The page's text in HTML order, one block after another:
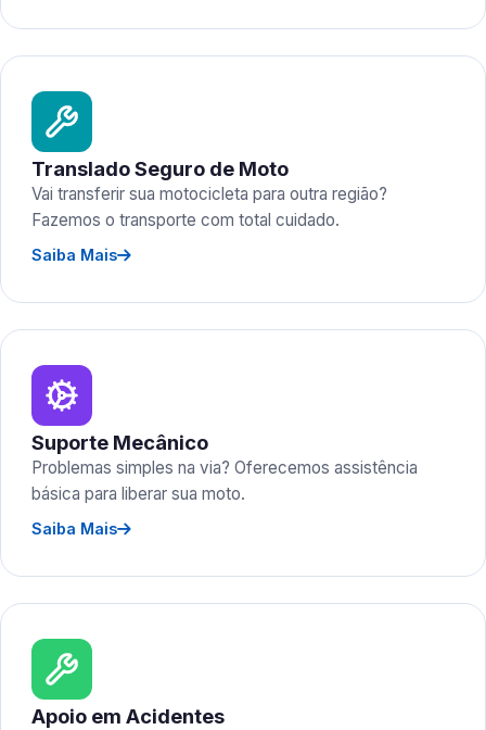
Translado Seguro de Moto
Vai transferir sua motocicleta para outra região?
Fazemos o transporte com total cuidado.
Saiba Mais
Suporte Mecânico
Problemas simples na via? Oferecemos assistência
básica para liberar sua moto.
Saiba Mais
Apoio em Acidentes